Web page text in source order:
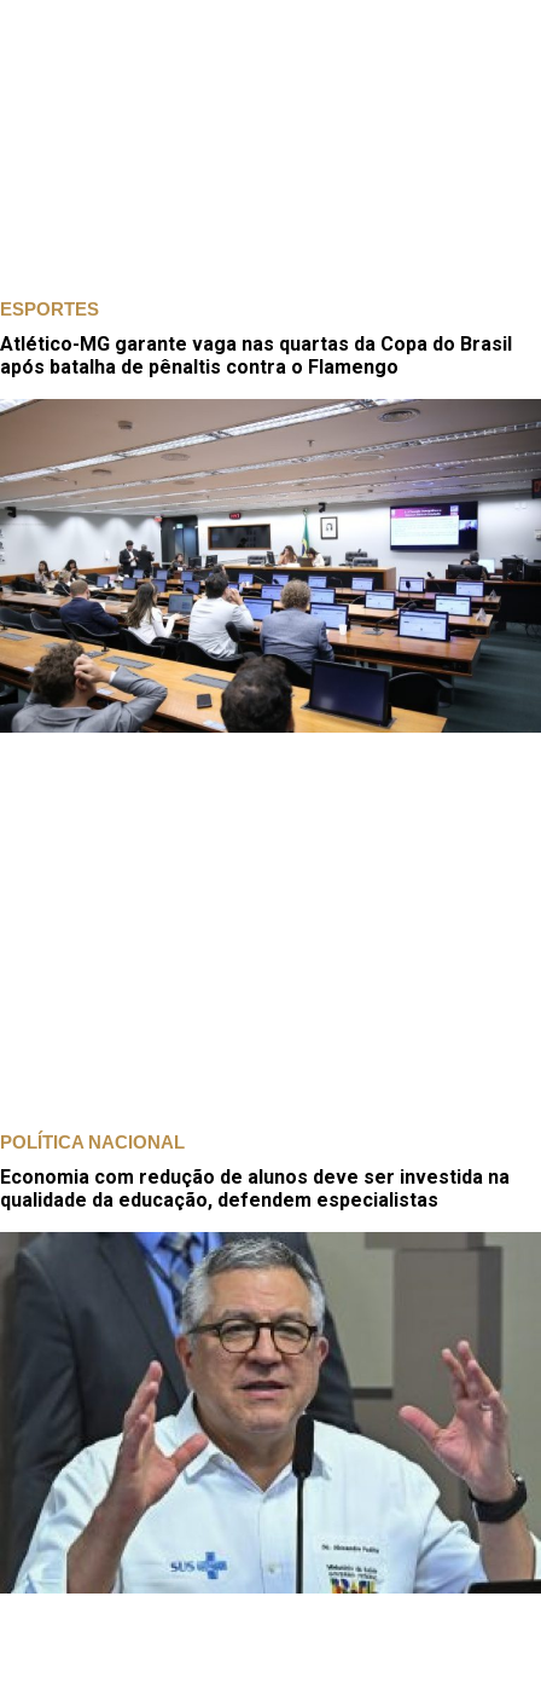
ESPORTES
Atlético-MG garante vaga nas quartas da Copa do Brasil
após batalha de pênaltis contra o Flamengo
POLÍTICA NACIONAL
Economia com redução de alunos deve ser investida na
qualidade da educação, defendem especialistas